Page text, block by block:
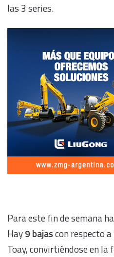
las 3 series.
Para este fin de semana
Hay9 bajascon respecto
Toay, convirtiéndose en la